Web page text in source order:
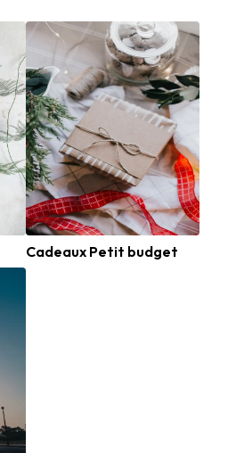
Cadeaux Petit budget